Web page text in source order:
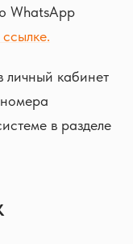
WhatsApp
личный кабинет
в разделе